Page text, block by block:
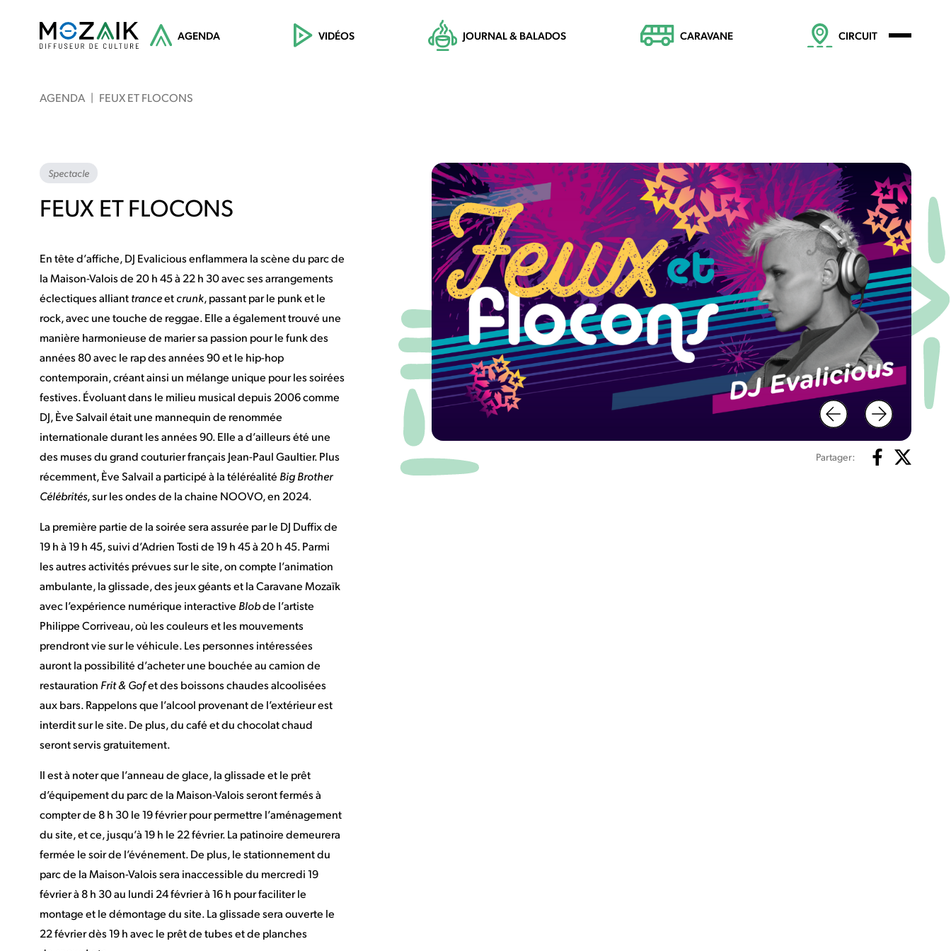
AGENDA VIDÉOS JOURNAL & BALADOS CARAVANE CIRCUIT
AGENDA | FEUX ET FLOCONS
Spectacle
FEUX ET FLOCONS
En tête d’affiche, DJ Evalicious enflammera la scène du parc de
la Maison-Valois de 20 h 45 à 22 h 30 avec ses arrangements
éclectiques allianttranceetcrunk, passant par le punk et le
rock, avec une touche de reggae. Elle a également trouvé une
manière harmonieuse de marier sa passion pour le funk des
années 80 avec le rap des années 90 et le hip-hop
contemporain, créant ainsi un mélange unique pour les soirées
festives. Évoluant dans le milieu musical depuis 2006 comme
DJ, Ève Salvail était une mannequin de renommée
internationale durant les années 90. Elle a d’ailleurs été une
des muses du grand couturier français Jean-Paul Gaultier. Plus
récemment, Ève Salvail a participé à la téléréalité Big Brother
Célébrités, sur les ondes de la chaine NOOVO, en 2024.
La première partie de la soirée sera assurée par le DJ Duffix de
19 h à 19 h 45, suivi d’Adrien Tosti de 19 h 45 à 20 h 45. Parmi
les autres activités prévues sur le site, on compte l’animation
ambulante, la glissade, des jeux géants et la Caravane Mozaïk
avec l’expérience numérique interactive Blobde l’artiste
Philippe Corriveau, où les couleurs et les mouvements
prendront vie sur le véhicule. Les personnes intéressées
auront la possibilité d’acheter une bouchée au camion de
restauration Frit & Gofet des boissons chaudes alcoolisées
aux bars. Rappelons que l’alcool provenant de l’extérieur est
interdit sur le site. De plus, du café et du chocolat chaud
seront servis gratuitement.
Il est à noter que l’anneau de glace, la glissade et le prêt
d’équipement du parc de la Maison-Valois seront fermés à
compter de 8 h 30 le 19 février pour permettre l’aménagement
du site, et ce, jusqu’à 19 h le 22 février. La patinoire demeurera
fermée le soir de l’événement. De plus, le stationnement du
parc de la Maison-Valois sera inaccessible du mercredi 19
février à 8 h 30 au lundi 24 février à 16 h pour faciliter le
montage et le démontage du site. La glissade sera ouverte le
22 février dès 19 h avec le prêt de tubes et de planches
Partager: